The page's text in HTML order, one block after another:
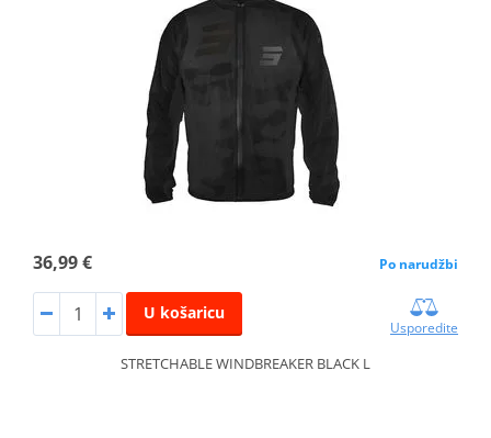
36,99 € Po narudžbi
U košaricu
Usporedite
STRETCHABLE WINDBREAKER BLACK L